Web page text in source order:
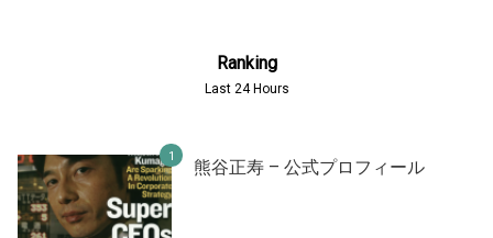
Ranking
Last 24 Hours
熊谷正寿 – 公式プロフィール